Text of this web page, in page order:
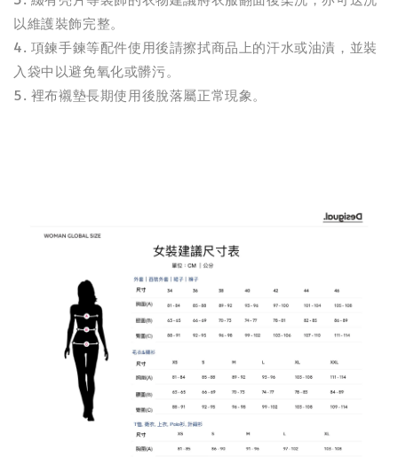
以維護裝飾完整。
4. 項鍊手鍊等配件使用後請擦拭商品上的汗水或油漬，並裝
入袋中以避免氧化或髒污。
5. 裡布襯墊長期使用後脫落屬正常現象。